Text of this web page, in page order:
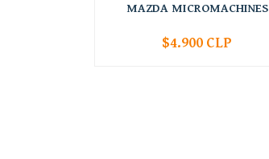
MAZDA MICROMACHINES
+
$4.900 CLP